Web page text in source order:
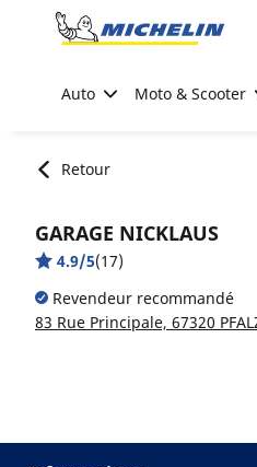
Go to page content
Auto Moto & Scooter
Retour
GARAGE NICKLAUS
4.9/5(17)
Revendeur recommandé
83 Rue Principale, 67320